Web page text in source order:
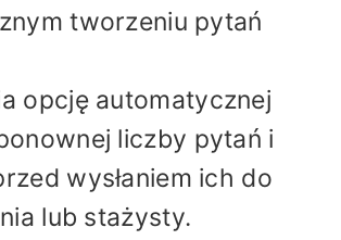
tworzeniu pytań
opcję automatycznej
liczby pytań i
wysłaniem ich do
lub stażysty.